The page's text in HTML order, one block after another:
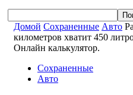
Домой Сохраненные Авто
километров хватит 450
Онлайн калькулятор.
Сохраненные
Авто